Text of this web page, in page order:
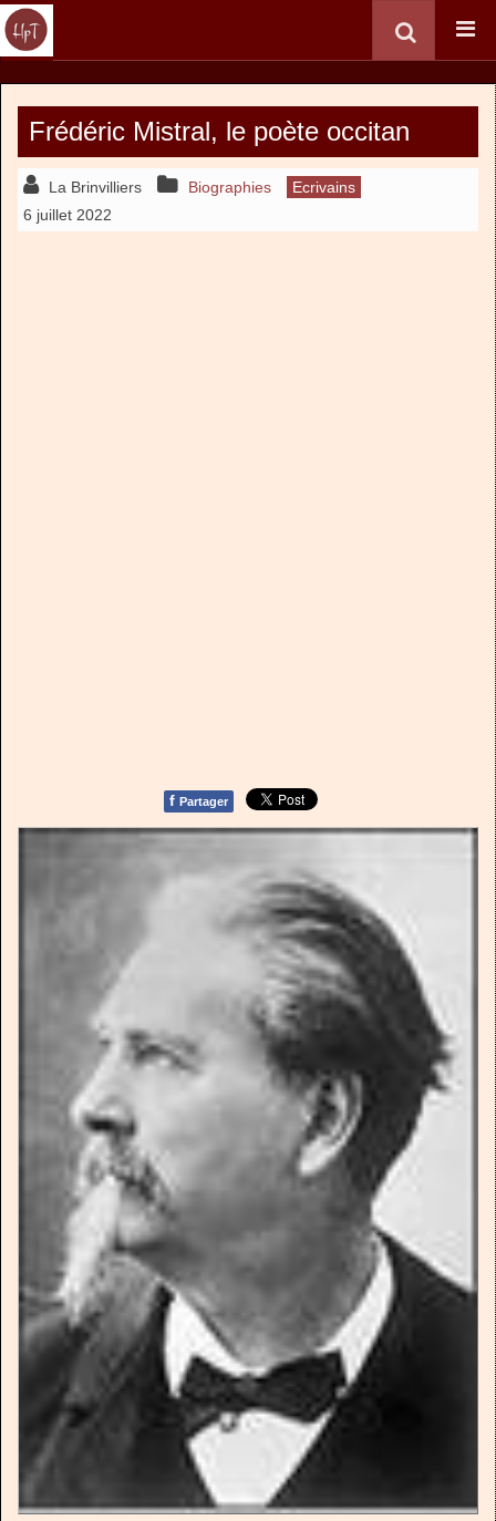
Frédéric Mistral, le poète occitan
La Brinvilliers Biographies
Ecrivains
6 juillet 2022
f Partager